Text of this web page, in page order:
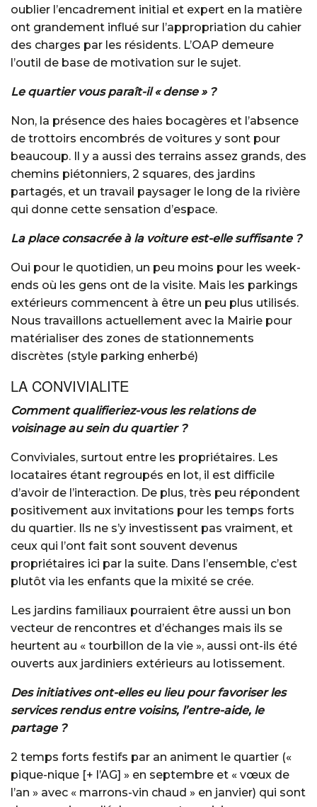
oublier l’encadrement initial et expert en la matière
ont grandement influé sur l’appropriation du cahier
des charges par les résidents. L’OAP demeure
l’outil de base de motivation sur le sujet.
Le quartier vous paraît-il « dense » ?
Non, la présence des haies bocagères et l’absence
de trottoirs encombrés de voitures y sont pour
beaucoup. Il y a aussi des terrains assez grands, des
chemins piétonniers, 2 squares, des jardins
partagés, et un travail paysager le long de la rivière
qui donne cette sensation d’espace.
La place consacrée à la voiture est-elle suffisante ?
Oui pour le quotidien, un peu moins pour les week-
ends où les gens ont de la visite. Mais les parkings
extérieurs commencent à être un peu plus utilisés.
Nous travaillons actuellement avec la Mairie pour
matérialiser des zones de stationnements
discrètes (style parking enherbé)
LA CONVIVIALITE
Comment qualifieriez-vous les relations de
voisinage au sein du quartier ?
Conviviales, surtout entre les propriétaires. Les
locataires étant regroupés en lot, il est difficile
d’avoir de l’interaction. De plus, très peu répondent
positivement aux invitations pour les temps forts
du quartier. Ils ne s’y investissent pas vraiment, et
ceux qui l’ont fait sont souvent devenus
propriétaires ici par la suite. Dans l’ensemble, c’est
plutôt via les enfants que la mixité se crée.
Les jardins familiaux pourraient être aussi un bon
vecteur de rencontres et d’échanges mais ils se
heurtent au « tourbillon de la vie », aussi ont-ils été
ouverts aux jardiniers extérieurs au lotissement.
Des initiatives ont-elles eu lieu pour favoriser les
services rendus entre voisins, l’entre-aide, le
partage ?
2 temps forts festifs par an animent le quartier («
pique-nique [+ l’AG] » en septembre et « vœux de
l’an » avec « marrons-vin chaud » en janvier) qui sont